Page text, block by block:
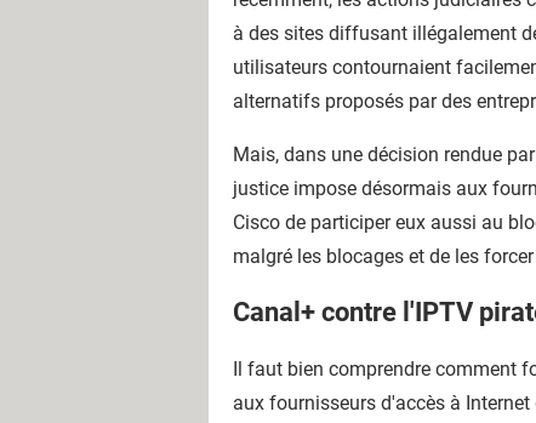
à des sites diffusant illégalement
utilisateurs contournaient
alternatifs proposés par des
Mais, dans une décision rendue
justice impose désormais aux
Cisco de participer eux aussi au
malgré les blocages et de les
Canal+ contre l'IPTV
Il faut bien comprendre comment
aux fournisseurs d'accès à Internet